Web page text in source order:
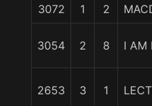
3072 1 2
3054 2 8 I AM
2653 3 1